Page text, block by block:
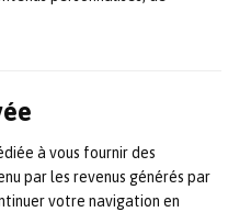
à vous fournir des
par les revenus générés par
votre navigation en
PRINCIPAUX PARTENAIRES